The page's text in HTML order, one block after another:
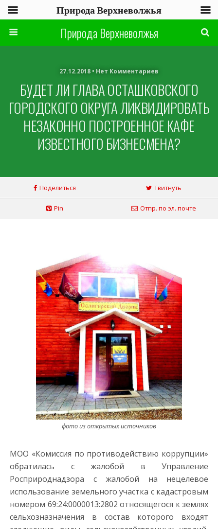
Природа Верхневолжья
27.12.2018 • Нет Комментариев
БУДЕТ ЛИ ГЛАВА ОСТАШКОВСКОГО
ГОРОДСКОГО ОКРУГА ЛИКВИДИРОВАТЬ
НЕЗАКОННО ПОСТРОЕННОЕ КАФЕ
ИЗВЕСТНОГО БИЗНЕСМЕНА?
Поделиться Твитнуть
Pin Отпр. по эл. почте
фото из открытых источников
МОО «Комиссия по противодействию коррупции»
обратилась с жалобой в Управление
Росприроднадзора с жалобой на нецелевое
использование земельного участка с кадастровым
номером 69:24:0000013:2802 относящегося к землях
сельхозназначения в состав которого входят
Природа Верхневолжья